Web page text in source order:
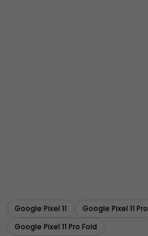
Google Pixel 11 Google Pixel 11 Pro
Google Pixel 11 Pro Fold